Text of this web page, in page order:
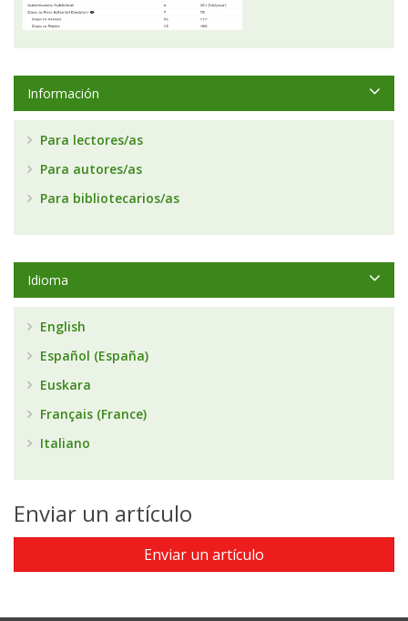
Información
Para lectores/as
Para autores/as
Para bibliotecarios/as
Idioma
English
Español (España)
Euskara
Français (France)
Italiano
Enviar un artículo
Enviar un artículo